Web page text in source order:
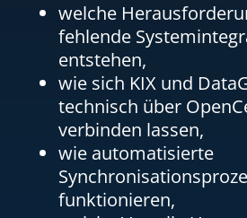
welche
fehlende
entstehen,
wie sich KIX und
technisch über
verbinden lassen,
wie automatisierte
funktionieren,